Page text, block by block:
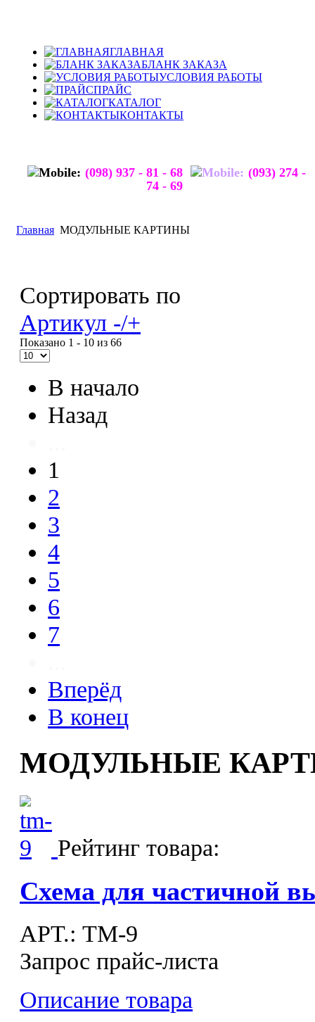
ГЛАВНАЯ
БЛАНК ЗАКАЗА
УСЛОВИЯ РАБОТЫ
ПРАЙС
КАТАЛОГ
КОНТАКТЫ
(098) 937 - 81 - 68
(093) 274 -
74 - 69
Главная МОДУЛЬНЫЕ КАРТИНЫ
Сортировать по
Артикул -/+
Показано 1 - 10 из 66
В начало
Назад
1
2
3
4
5
6
7
Вперёд
В конец
МОДУЛЬНЫЕ
Рейтинг товара:
Схема для частичной
APT.: ТМ-9
Запрос прайс-листа
Описание товара